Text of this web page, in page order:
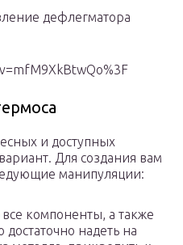
дефлегматора
и доступных
Для создания вам
манипуляции:
компоненты, а также
достаточно надеть на